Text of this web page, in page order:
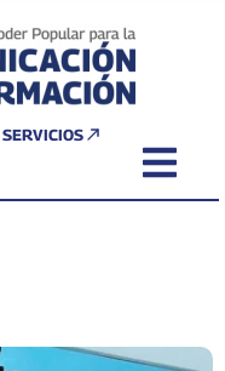
SERVICIOS